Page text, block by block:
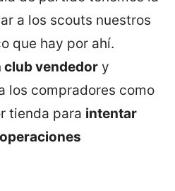
a los scouts nuestros
que hay por ahí.
club vendedor y
los compradores como
tienda para intentar